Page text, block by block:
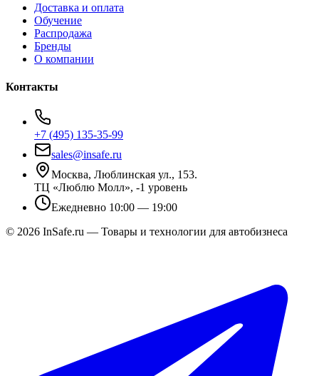
Доставка и оплата
Обучение
Распродажа
Бренды
О компании
Контакты
+7 (495) 135-35-99
sales@insafe.ru
Москва, Люблинская ул., 153.
ТЦ «Люблю Молл», -1 уровень
Ежедневно 10:00 — 19:00
© 2026 InSafe.ru — Товары и технологии для автобизнеса